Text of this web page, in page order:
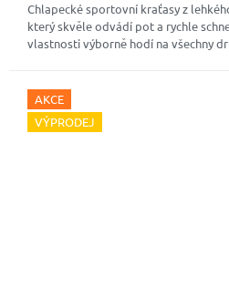
Chlapecké sportovní kraťasy z
který skvěle odvádí pot a rychle
vlastnosti výborně hodí na všechny
AKCE
VÝPRODEJ